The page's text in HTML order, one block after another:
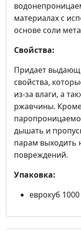
материалах с
основе соли
Свойства:
Придает
свойства,
из-за влаги, а
ржавчины. Кроме
дышать и
парам выходить
повреждений.
Упаковка:
еврокуб 1000